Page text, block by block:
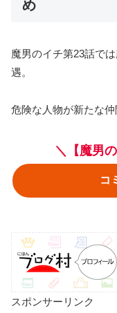
め
魔男のイチ第23話で
遇。
危険な人物が新たな
＼【魔男
コ
スポンサーリンク